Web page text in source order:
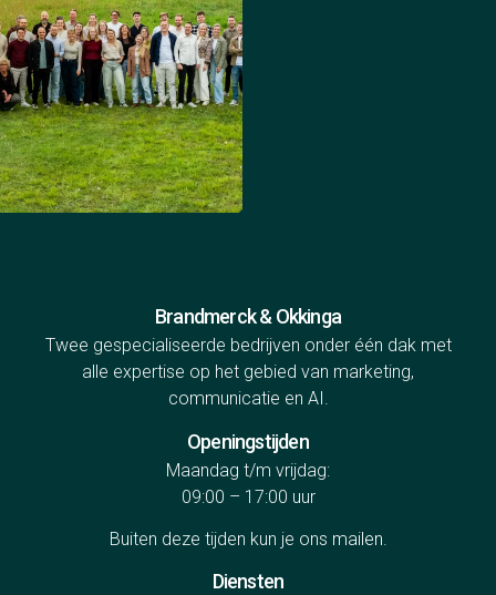
Brandmerck & Okkinga
Twee gespecialiseerde bedrijven onder één dak met
alle expertise op het gebied van marketing,
communicatie en AI.
Openingstijden
Maandag t/m vrijdag:
09:00 – 17:00 uur
Buiten deze tijden kun je ons mailen.
Diensten